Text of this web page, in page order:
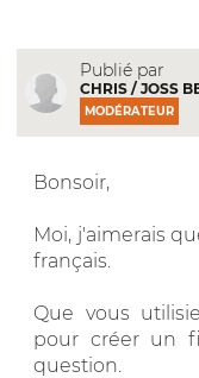
Publié par
CHRIS / JOSS
MODÉRATEUR
Bonsoir,
Moi, j'aimerais
français.
Que vous
pour créer un
question.